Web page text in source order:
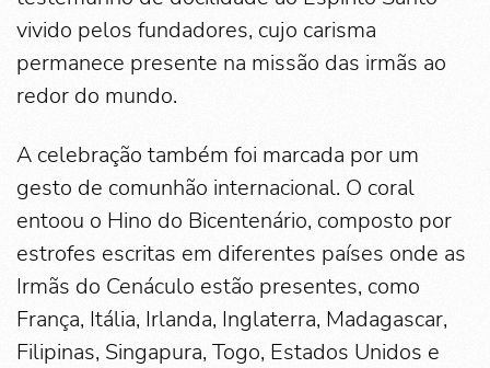
vivido pelos fundadores, cujo carisma
permanece presente na missão das irmãs ao
redor do mundo.
A celebração também foi marcada por um
gesto de comunhão internacional. O coral
entoou o Hino do Bicentenário, composto por
estrofes escritas em diferentes países onde as
Irmãs do Cenáculo estão presentes, como
França, Itália, Irlanda, Inglaterra, Madagascar,
Filipinas, Singapura, Togo, Estados Unidos e